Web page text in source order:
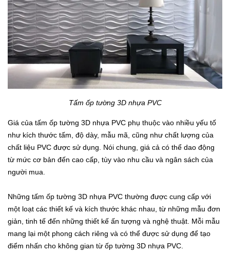
Tấm ốp tường 3D nhựa PVC
Giá của tấm ốp tường 3D nhựa PVC phụ thuộc vào nhiều yếu tố
như kích thước tấm, độ dày, mẫu mã, cũng như chất lượng của
chất liệu PVC được sử dụng. Nói chung, giá cả có thể dao động
từ mức cơ bản đến cao cấp, tùy vào nhu cầu và ngân sách của
người mua.
Những tấm ốp tường 3D nhựa PVC thường được cung cấp với
một loạt các thiết kế và kích thước khác nhau, từ những mẫu đơn
giản, tinh tế đến những thiết kế ấn tượng và nghệ thuật. Mỗi mẫu
mang lại một phong cách riêng và có thể được sử dụng để tạo
điểm nhấn cho không gian từ ốp tường 3D nhựa PVC.